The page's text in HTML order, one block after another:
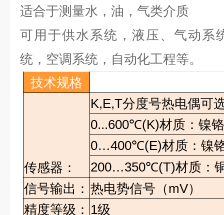
适合于测量水，油，气类介质
可用于供水系统，液压、气动系
统，空调系统，自动化工程等。
技术规格
传感器：
K,E,T分度号热电偶可
0...600℃(K)材质：镍
0…400℃(E)材质：镍
200…350℃(T)材质：
信号输出： 热电势信号（mV）
精度等级： 1级